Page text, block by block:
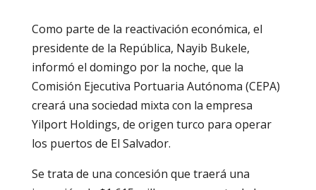
Como parte de la reactivación económica, el
presidente de la República, Nayib Bukele,
informó el domingo por la noche, que la
Comisión Ejecutiva Portuaria Autónoma (CEPA)
creará una sociedad mixta con la empresa
Yilport Holdings, de origen turco para operar
los puertos de El Salvador.
Se trata de una concesión que traerá una